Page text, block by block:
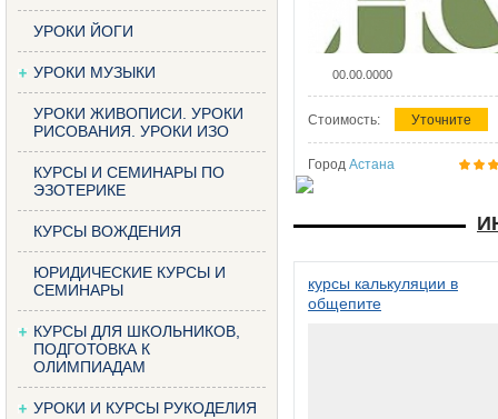
УРОКИ ЙОГИ
УРОКИ МУЗЫКИ
УРОКИ ЖИВОПИСИ. УРОКИ
РИСОВАНИЯ. УРОКИ ИЗО
КУРСЫ И СЕМИНАРЫ ПО
ЭЗОТЕРИКЕ
КУРСЫ ВОЖДЕНИЯ
ЮРИДИЧЕСКИЕ КУРСЫ И
СЕМИНАРЫ
КУРСЫ ДЛЯ ШКОЛЬНИКОВ,
ПОДГОТОВКА К
ОЛИМПИАДАМ
УРОКИ И КУРСЫ РУКОДЕЛИЯ
00.00.0000
Стоимость: Уточните
Город Астана
курсы калькуляции в
общепите